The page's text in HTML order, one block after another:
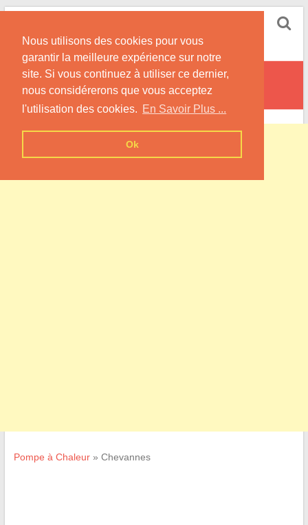
Nous utilisons des cookies pour vous
garantir la meilleure expérience sur notre
site. Si vous continuez à utiliser ce dernier,
nous considérerons que vous acceptez
l'utilisation des cookies. En Savoir Plus ...
Ok
Skip
content
Informations sur les Pompes à Chaleur
Chevannes
Pompe à Chaleur» Chevannes